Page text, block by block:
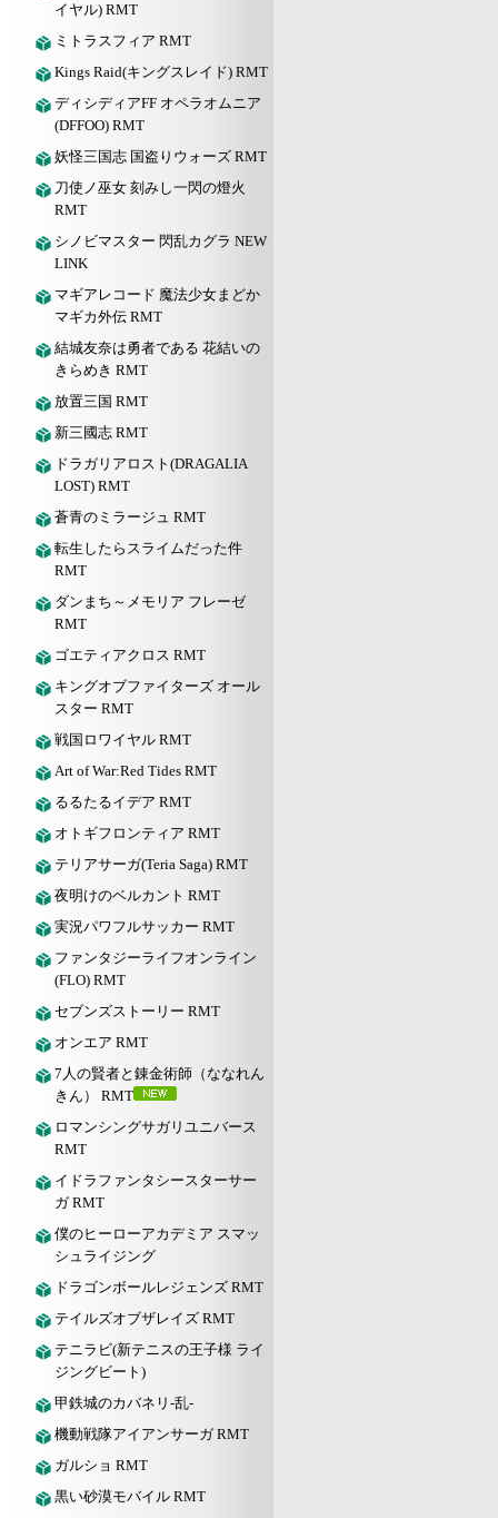
イヤル) RMT
ミトラスフィア RMT
Kings Raid(キングスレイド) RMT
ディシディアFF オペラオムニア
(DFFOO) RMT
妖怪三国志 国盗りウォーズ RMT
刀使ノ巫女 刻みし一閃の燈火
RMT
シノビマスター 閃乱カグラ NEW
LINK
マギアレコード 魔法少女まどか
マギカ外伝 RMT
結城友奈は勇者である 花結いの
きらめき RMT
放置三国 RMT
新三國志 RMT
ドラガリアロスト(DRAGALIA
LOST) RMT
蒼青のミラージュ RMT
転生したらスライムだった件
RMT
ダンまち～メモリア フレーゼ
RMT
ゴエティアクロス RMT
キングオブファイターズ オール
スター RMT
戦国ロワイヤル RMT
Art of War:Red Tides RMT
るるたるイデア RMT
オトギフロンティア RMT
テリアサーガ(Teria Saga) RMT
夜明けのベルカント RMT
実況パワフルサッカー RMT
ファンタジーライフオンライン
(FLO) RMT
セブンズストーリー RMT
オンエア RMT
7人の賢者と錬金術師（ななれん
きん） RMT
ロマンシングサガリユニバース
RMT
イドラファンタシースターサー
ガ RMT
僕のヒーローアカデミア スマッ
シュライジング
ドラゴンボールレジェンズ RMT
テイルズオブザレイズ RMT
テニラビ(新テニスの王子様 ライ
ジングビート)
甲鉄城のカバネリ-乱-
機動戦隊アイアンサーガ RMT
ガルショ RMT
黒い砂漠モバイル RMT